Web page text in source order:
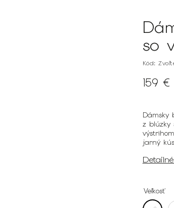
so
Kód:
159 €
Dámsky
z blúzky
jarný
Veľkosť